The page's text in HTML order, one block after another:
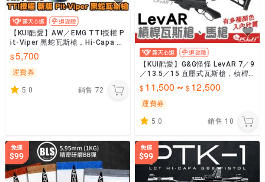
【KUI酷愛】AW／EMG TTI授權 P
it-Viper 黑蛇瓦斯槍，Hi-Capa G
BB手槍，JW4~KUI777
5,700
運費券
5.0 銷售 72
【KUI酷愛】G&G怪怪 LevAR 7／9
／13.5／15 直壓式瓦斯槍，槓桿
步槍，GBB現代馬槍、Mlok~GLA
R 11,500 ~ 12,500
運費券
5.0 銷售 10